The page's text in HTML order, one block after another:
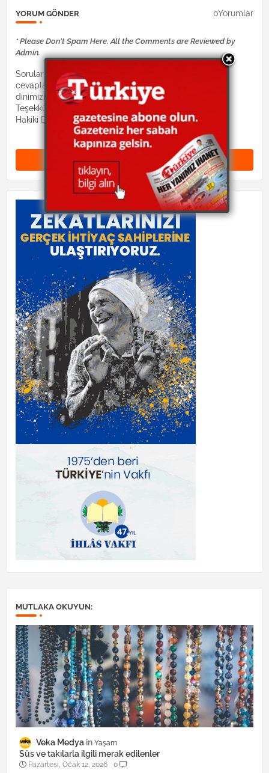
YORUM GÖNDER 0Yorumlar
* Please Don't Spam Here. All the Comments are Reviewed by
Admin.
Sorularınız Dinimiz İslam hocaları tarafından
cevaplandırılacaktır. Lütfen suallerinizi:
dinimizislam2@gmail.com mail adresine gönderiniz.
Teşekkürler.
Hakiki Dinimiz site yönetimi
Yorum Gönder (0)
MUTLAKA OKUYUN:
Veka Medya Yaşam
Süs ve takılarla ilgili merak edilenler
Pazartesi, Ocak 12, 2026 0